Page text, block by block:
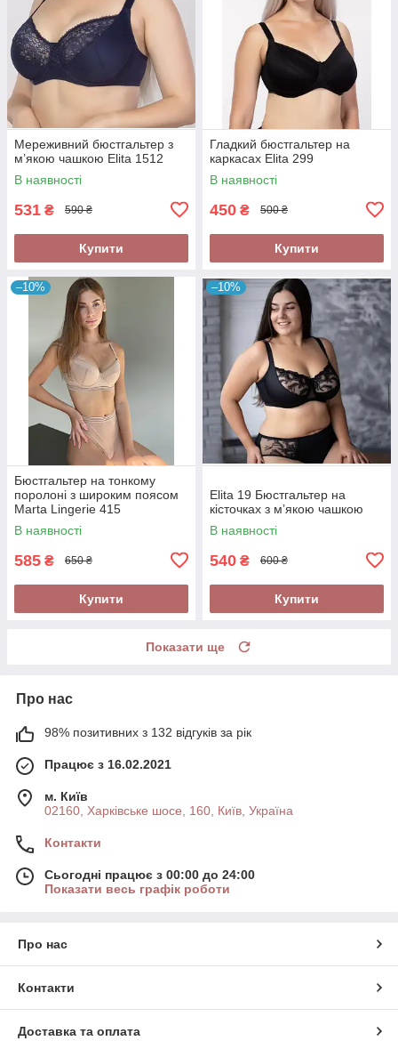
Мереживний бюстгальтер з
м’якою чашкою Elita 1512
В наявності
531 ₴ 590 ₴
Купити
Гладкий бюстгальтер на
каркасах Elita 299
В наявності
450 ₴ 500 ₴
Купити
–10%
Бюстгальтер на тонкому
поролоні з широким поясом
Marta Lingerie 415
В наявності
585 ₴ 650 ₴
Купити
–10%
Elita 19 Бюстгальтер на
кісточках з м’якою чашкою
В наявності
540 ₴ 600 ₴
Купити
Показати ще
Про нас
98% позитивних з 132 відгуків за рік
Працює з 16.02.2021
м. Київ
02160, Харківське шосе, 160, Київ, Україна
Контакти
Сьогодні працює з 00:00 до 24:00
Показати весь графік роботи
Про нас
Контакти
Доставка та оплата